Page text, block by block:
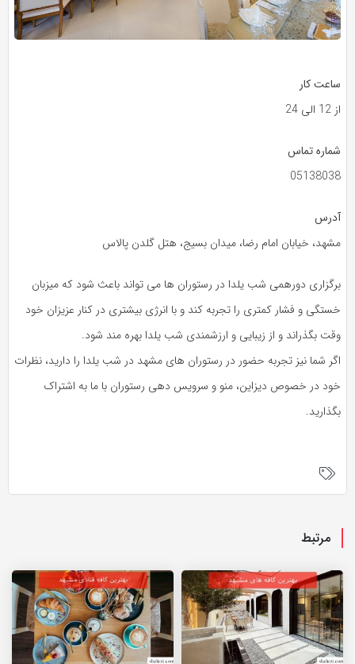
ساعت کار
از 12 الی 24
شماره تماس
05138038
آدرس
مشهد، خیابان امام رضا، میدان بسیج، هتل گلدن پالاس
برگزاری دورهمی شب یلدا در رستوران ها می تواند باعث شود که میزبان
خستگی و فشار کمتری را تجربه کند و با انرژی بیشتری در کنار عزیزان خود
وقت بگذراند و از زیبایی و ارزشمندی شب یلدا بهره مند شود.
اگر شما نیز تجربه حضور در رستوران های مشهد در شب یلدا را دارید، نظرات
خود در خصوص دیزاین، منو و سرویس دهی رستوران با ما به اشتراک
بگذارید.
مرتبط